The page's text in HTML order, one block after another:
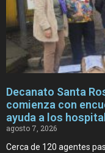
Decanato Santa
comienza con
ayuda a los
agosto 7, 2026
Cerca de 120 agentes